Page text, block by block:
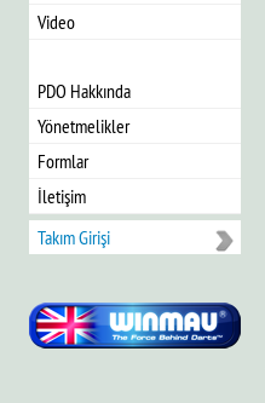
Video
PDO Hakkında
Yönetmelikler
Formlar
İletişim
Takım Girişi